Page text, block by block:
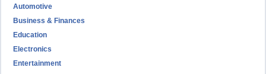
Automotive
Business & Finances
Education
Electronics
Entertainment